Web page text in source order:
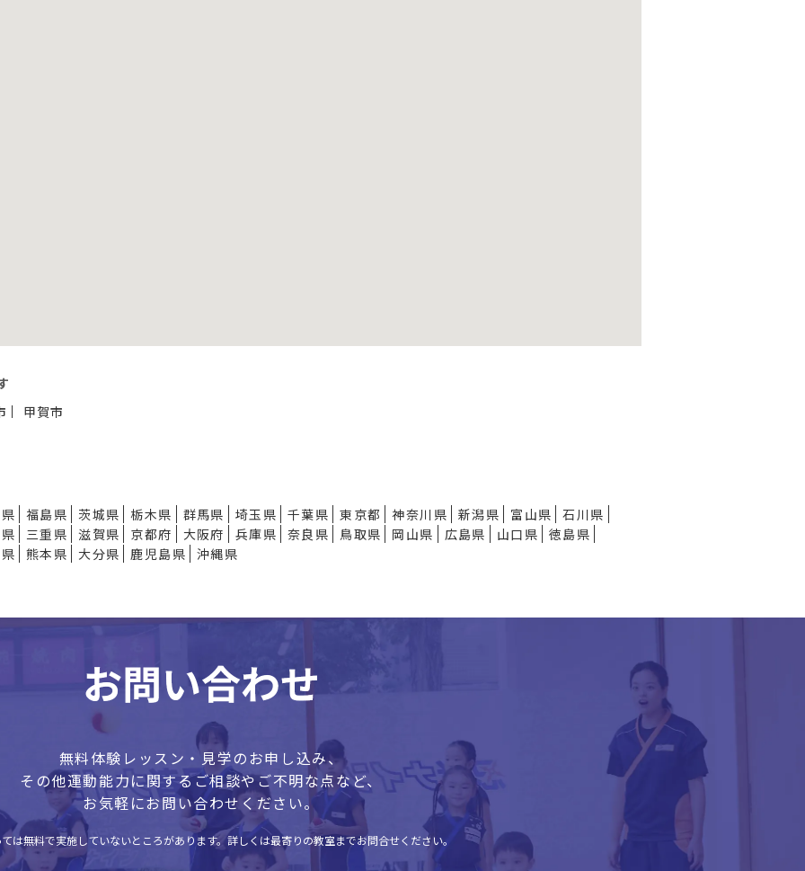
甲賀市
福島県 茨城県 栃木県 群馬県 埼玉県 千葉県 東京都 神奈川県 新潟県 富山県
石川県
三重県 滋賀県 京都府 大阪府 兵庫県 奈良県 鳥取県 岡山県 広島県 山口県
徳島県
熊本県 大分県 鹿児島県 沖縄県
無料体験レッスン・見学のお申し込み、
その他運動能力に関するご相談やご不明な点など、
お気軽にお問い合わせください。
は無料で実施していないところがあります。詳しくは最寄りの教室までお問合せください。